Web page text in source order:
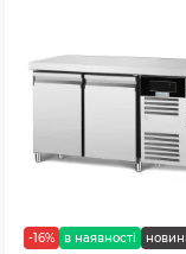
-16% в наявності